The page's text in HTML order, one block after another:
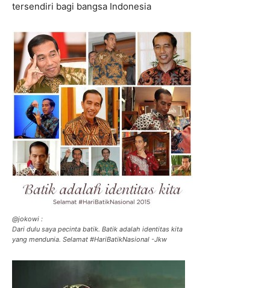
tersendiri bagi bangsa Indonesia
@jokowi :
Dari dulu saya pecinta batik. Batik adalah identitas kita
yang mendunia. Selamat #HariBatikNasional -Jkw